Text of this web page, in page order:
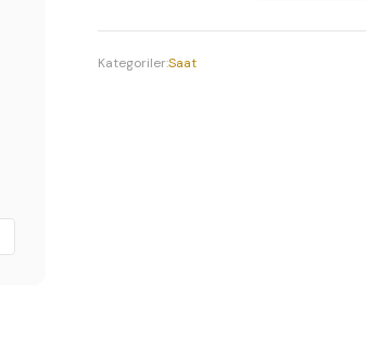
₺279,90.
Kategoriler:Saat